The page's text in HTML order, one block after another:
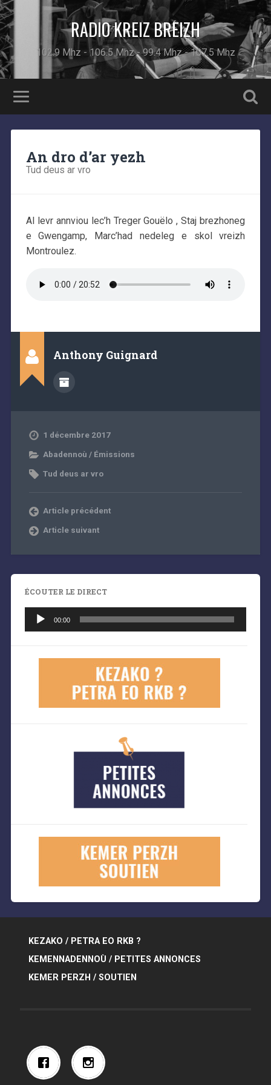
RADIO KREIZ BREIZH
102.9 Mhz - 106.5 Mhz - 99.4 Mhz - 107.5 Mhz
An dro d’ar yezh
Tud deus ar vro
Al levr annviou lec’h Treger Gouëlo , Staj brezhoneg
e Gwengamp, Marc’had nedeleg e skol vreizh
Montroulez.
Anthony Guignard
1 décembre 2017
Abadennoù / Émissions
Tud deus ar vro
Article précédent
Article suivant
ÉCOUTER LE DIRECT
audio
00:00
KEZAKO / PETRA EO RKB ?
KEMENNADENNOÙ / PETITES ANNONCES
KEMER PERZH / SOUTIEN